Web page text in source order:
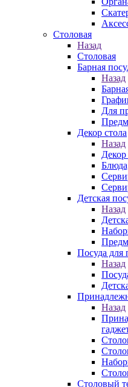
Столовая
Назад
Столовая
Барная
Назад
Для
Декор стола
Назад
Декор
Детская
Назад
Посуда для
Назад
Назад
Столовый